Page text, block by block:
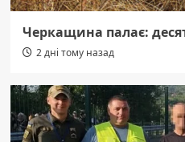
Черкащина палає:
2 дні тому назад